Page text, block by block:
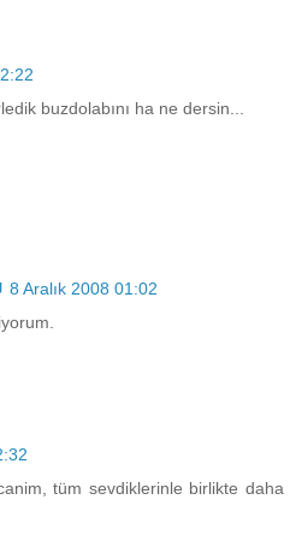
buzdolabını ha ne dersin...
8 Aralık 2008 01:02
tüm sevdiklerinle birlikte daha